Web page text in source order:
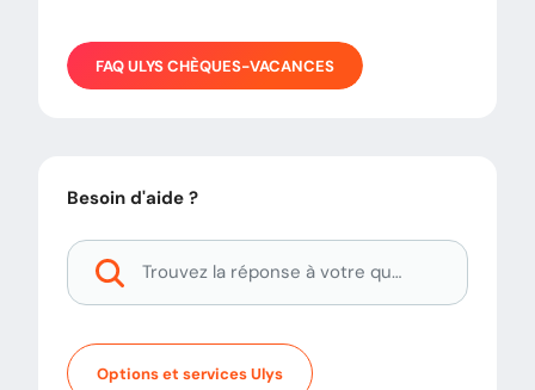
FAQULYS CHÈQUES-VACANCES
Besoin d'aide ?
Options et services Ulys